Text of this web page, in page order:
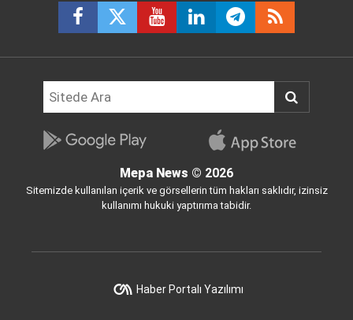
Mepa News © 2026
Sitemizde kullanılan içerik ve görsellerin tüm hakları saklıdır, izinsiz
kullanımı hukuki yaptırıma tabidir.
Haber Portalı Yazılımı